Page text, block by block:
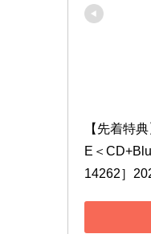
【先着特
E＜
14262］